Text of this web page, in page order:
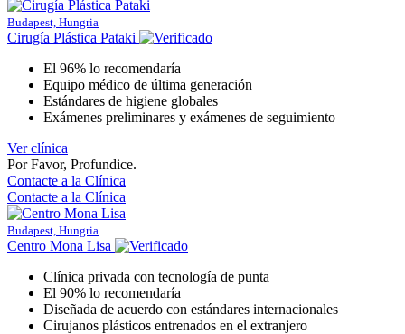
Budapest, Hungria
Cirugía Plástica Pataki
El 96% lo recomendaría
Equipo médico de última generación
Estándares de higiene globales
Exámenes preliminares y exámenes de seguimiento
Ver clínica
Por Favor, Profundice.
Contacte a la Clínica
Contacte a la Clínica
Budapest, Hungria
Centro Mona Lisa
Clínica privada con tecnología de punta
El 90% lo recomendaría
Diseñada de acuerdo con estándares internacionales
Cirujanos plásticos entrenados en el extranjero